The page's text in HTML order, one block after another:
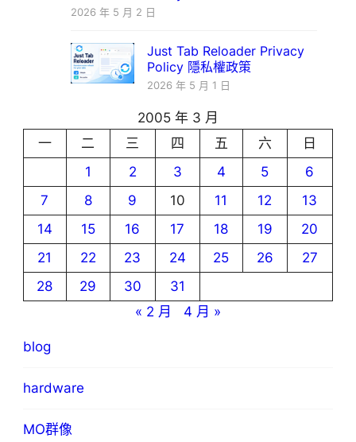
2026 年 5 月 2 日
Just Tab Reloader Privacy
Policy 隱私權政策
2026 年 5 月 1 日
2005 年 3 月
一
二 三 四 五 六
日
1
2 3 4 5
6
7
8 9 10 11 12
13
14
15 16 17 18 19
20
21
22 23 24 25 26
27
28
29 30
31
« 2 月
4 月 »
blog
hardware
MO群像